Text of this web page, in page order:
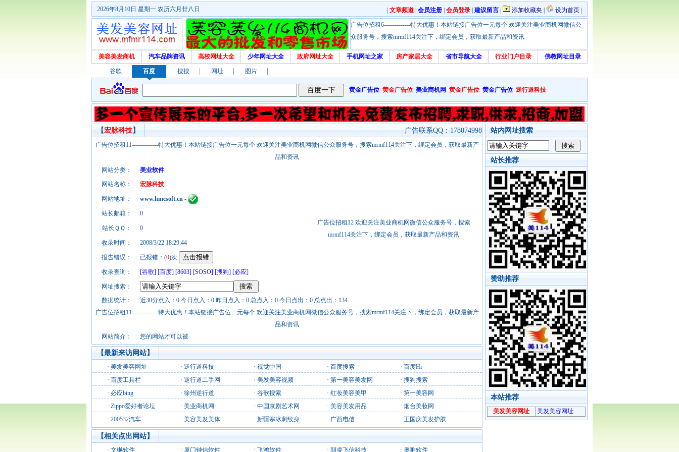
文章频道 会员注册 会员登录 建议留言 添加收藏夹 设为首页
2026年8月10日 星期一 农历六月廿八日
广告位招租6-------------特大优惠！本站链接广告位一元每个 欢迎关注美业商机网微信公
众服务号，搜索mrmf114关注下，绑定会员，获取最新产品和资讯
美容美发商机 汽车品牌资讯 高校网址大全 少年网址大全 政府网址大全 手机网址之家 房产家居大全 省市导航大全 行业门户目录 佛教网址目录
谷歌 百度 搜搜 网址 图片
黄金广告位 黄金广告位 美业商机网 黄金广告位 黄金广告位 逆行道科技
站内网址搜索
站长推荐
赞助推荐
本站推荐
广告联系QQ：178074998
【宏脉科技】
广告位招租11-------------特大优惠！本站链接广告位一元每个 欢迎关注美业商机网微信公众服务号，搜索mrmf114关注下，绑定会员，获取最新产
品和资讯
网站分类：
美业软件
广告位招租12 欢迎关注美业商机网微信公众服务号，搜索
mrmf114关注下，绑定会员，获取最新产品和资讯
网站名称： 宏脉科技
网站地址： www.hmcsoft.cn -
站长邮箱： 0
站长ＱＱ： 0
收录时间： 2008/3/22 18:29:44
报告错误： 已报错：(0)次
收录查询： [谷歌] [百度] [8603] [SOSO] [搜狗] [必应]
网址搜索：
数据统计：
近30分点入：0 今日点入：0 昨日点入：0 总点入：0 今日点出：0 总点出：134
广告位招租11-------------特大优惠！本站链接广告位一元每个 欢迎关注美业商机网微信公众服务号，搜索mrmf114关注下，绑定会员，获取最新产
品和资讯
网站简介：
您的网站才可以被
【最新来访网站】
· 美发美容网址 · 逆行道科技 · 视觉中国 · 百度搜索 · 百度Hi
· 百度工具栏 · 逆行道二手网 · 美发美容视频 · 第一美容美发网 · 搜狗搜索
· 必应bing · 徐州逆行道 · 谷歌搜索 · 红妆美容美甲 · 第一美容网
· Zippo爱好者论坛 · 美业商机网 · 中国京剧艺术网 · 美容美发用品 · 烟台美妆网
· 200532汽车 · 美容美发美体 · 新疆寒冰刺纹身 · 广西电信 · 王国庆美发护肤
【相关点出网站】
· 文樾软件 · 厦门钟信软件 · 飞鸿软件 · 朝凌飞信科技 · 奥唯软件